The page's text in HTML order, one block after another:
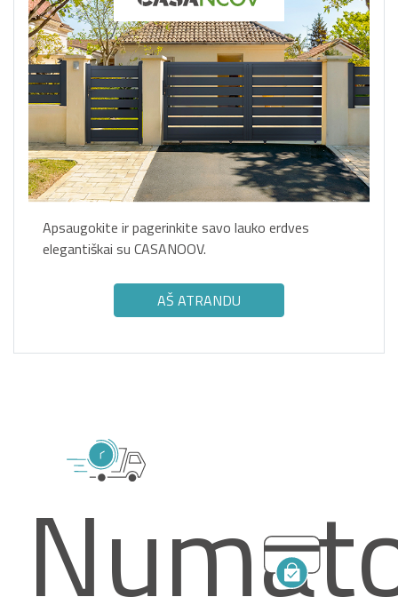
Apsaugokite ir pagerinkite savo lauko erdves
elegantiškai su CASANOOV.
AŠ ATRANDU